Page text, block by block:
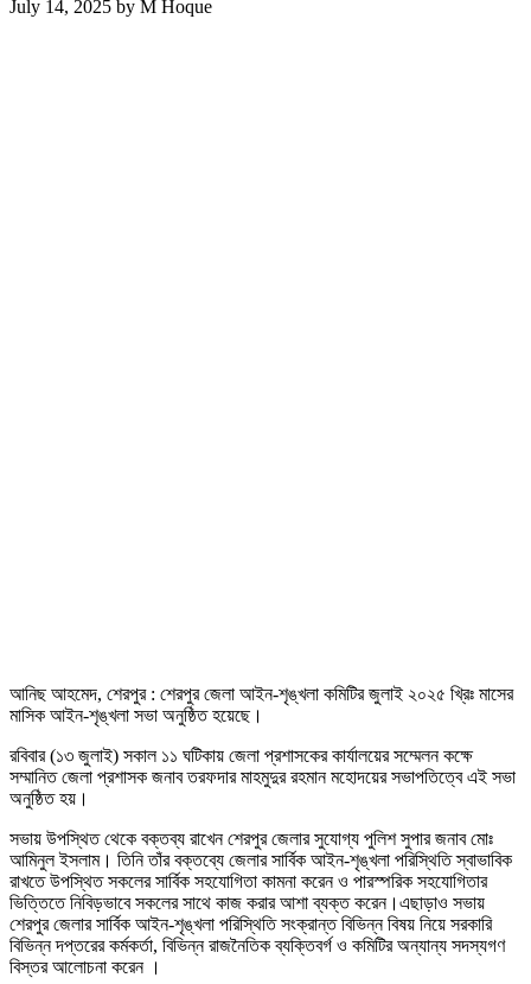
July 14, 2025 by M Hoque
আনিছ আহমেদ, শেরপুর : শেরপুর জেলা আইন-শৃঙ্খলা কমিটির জুলাই ২০২৫ খ্রিঃ মাসের
মাসিক আইন-শৃঙ্খলা সভা অনুষ্ঠিত হয়েছে।
রবিবার (১৩ জুলাই) সকাল ১১ ঘটিকায় জেলা প্রশাসকের কার্যালয়ের সম্মেলন কক্ষে
সম্মানিত জেলা প্রশাসক জনাব তরফদার মাহমুদুর রহমান মহোদয়ের সভাপতিত্বে এই সভা
অনুষ্ঠিত হয়।
সভায় উপস্থিত থেকে বক্তব্য রাখেন শেরপুর জেলার সুযোগ্য পুলিশ সুপার জনাব মোঃ
আমিনুল ইসলাম। তিনি তাঁর বক্তব্যে জেলার সার্বিক আইন-শৃঙ্খলা পরিস্থিতি স্বাভাবিক
রাখতে উপস্থিত সকলের সার্বিক সহযোগিতা কামনা করেন ও পারস্পরিক সহযোগিতার
ভিত্তিতে নিবিড়ভাবে সকলের সাথে কাজ করার আশা ব্যক্ত করেন।এছাড়াও সভায়
শেরপুর জেলার সার্বিক আইন-শৃঙ্খলা পরিস্থিতি সংক্রান্ত বিভিন্ন বিষয় নিয়ে সরকারি
বিভিন্ন দপ্তরের কর্মকর্তা, বিভিন্ন রাজনৈতিক ব্যক্তিবর্গ ও কমিটির অন্যান্য সদস্যগণ
বিস্তর আলোচনা করেন ।